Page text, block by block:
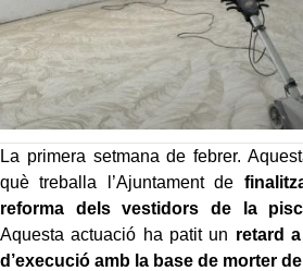
La primera setmana de febrer.
què treballa l’Ajuntament de
reforma dels vestidors de la
Aquesta actuació ha patit un retard
d’execució amb la base de morter